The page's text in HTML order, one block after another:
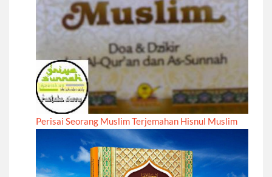
Perisai Seorang Muslim Terjemahan Hisnul Muslim